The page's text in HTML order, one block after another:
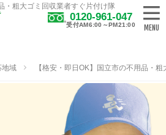
0120-961-047
受付AM6:00～PM21:00
・粗大ゴミ回収業者すぐ片付け隊
地域 【格安・即日OK】国立市の不用品・